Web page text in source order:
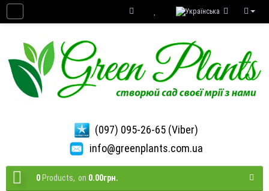
(097) 095-26-65 (Viber)
info@greenplants.com.ua
0 Products, on 0.00грн.